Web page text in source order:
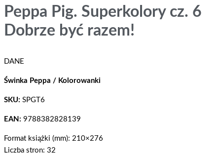
Peppa Pig. Superkolory cz. 6
Dobrze być razem!
DANE
Świnka Peppa / Kolorowanki
SKU: SPGT6
EAN: 9788382828139
Format książki (mm): 210×276
Liczba stron: 32